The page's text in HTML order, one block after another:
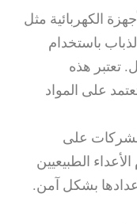
الكهربائية مثل
باستخدام
تعتبر هذه
على المواد
على
الطبيعيين
بشكل آمن.